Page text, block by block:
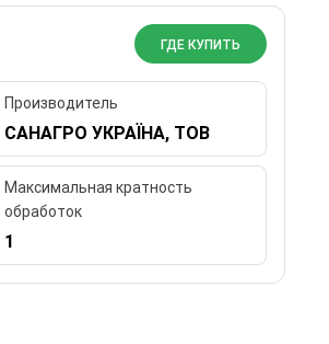
ГДЕ КУПИТЬ
Производитель
САНАГРО УКРАЇНА, ТОВ
Максимальная кратность
обработок
1